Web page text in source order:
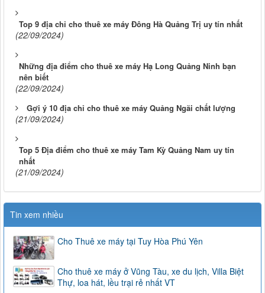
Top 9 địa chỉ cho thuê xe máy Đông Hà Quảng Trị uy tín nhất
(22/09/2024)
Những địa điểm cho thuê xe máy Hạ Long Quảng Ninh bạn
nên biết
(22/09/2024)
Gợi ý 10 địa chỉ cho thuê xe máy Quảng Ngãi chất lượng
(21/09/2024)
Top 5 Địa điểm cho thuê xe máy Tam Kỳ Quảng Nam uy tín
nhất
(21/09/2024)
Tin xem nhiều
Cho Thuê xe máy tại Tuy Hòa Phú Yên
Cho thuê xe máy ở Vũng Tàu, xe du lịch, Villa Biệt
Thự, loa hát, lều trại rẻ nhất VT